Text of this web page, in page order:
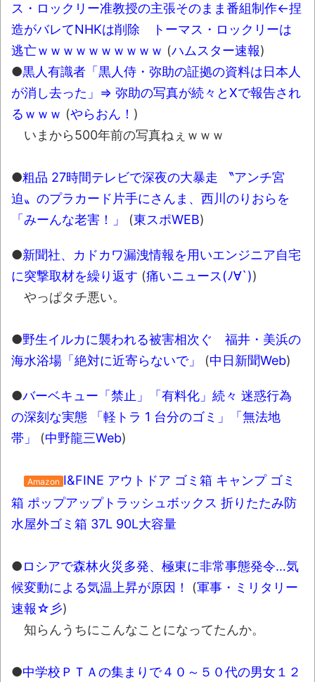
独学で挑んだ2026年二級建築士学科試験結
果速報（仮）
体験談：仕事で同じビルの中に入っている
グループ会社の嫁子 [ほのぼの]
葉月つばさちゃん、昔から見てるんだけど
かなりお姉さんになったね
バージョンアップ情報更新 AOMEI
Backupper Standard 8.3.0 などバージョンア
ップ
件の一部始終と衝撃の結末
【呆然】北海道旅行ワイ「ウニイクラ丼特
盛で食うぞ！！！うおおおおおおお
果･････････････････････････････
【動画】カニ、ちょっかい出してきた陰に
長野県のなめこのデカさが規格外だったｗ
ｗ
ん（上）（下）」発売
【画像】整形で2400万円超えの美女、水着
グラビアに挑戦
進撃の巨人シーズン7 ファイナルシーズンの
感想
TBS「マツコの知らない世界」スタグル特
ば自分たちで紹介だ！
ス・ロックリー准教授の主張そのまま番組制作←捏
造がバレてNHKは削除 トーマス・ロックリーは
逃亡ｗｗｗｗｗｗｗｗｗｗ (ハムスター速報)
●黒人有識者「黒人侍・弥助の証拠の資料は日本人
が消し去った」⇒ 弥助の写真が続々とXで報告され
るｗｗｗ (やらおん！ )
いまから500年前の写真ねぇｗｗｗ
●粗品 27時間テレビで深夜の大暴走 〝アンチ宮
迫〟のプラカード片手にさんま、西川のりおらを
「みーんな老害！」
(東スポWEB)
●新聞社、カドカワ漏洩情報を用いエンジニア自宅
に突撃取材を繰り返す (痛いニュース(ﾉ∀`))
やっぱタチ悪い。
●野生イルカに襲われる被害相次ぐ 福井・美浜の
海水浴場「絶対に近寄らないで」
(中日新聞Web)
●バーベキュー「禁止」「有料化」続々 迷惑行為
の深刻な実態 「軽トラ 1 台分のゴミ」「無法地
帯」
(中野龍三Web)
Amazon I&FINE アウトドア ゴミ箱 キャンプ ゴミ
箱 ポップアップトラッシュボックス 折りたたみ防
水屋外ゴミ箱 37L 90L大容量
●ロシアで森林火災多発、極東に非常事態発令…気
候変動による気温上昇が原因！
(軍事・ミリタリー
速報☆彡)
知らんうちにこんなことになってたんか。
●中学校ＰＴＡの集まりで４０～５０代の男女１２